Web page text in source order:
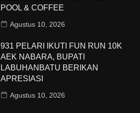
POOL & COFFEE
Agustus 10, 2026
931 PELARI IKUTI FUN RUN 10K
AEK NABARA, BUPATI
LABUHANBATU BERIKAN
APRESIASI
Agustus 10, 2026